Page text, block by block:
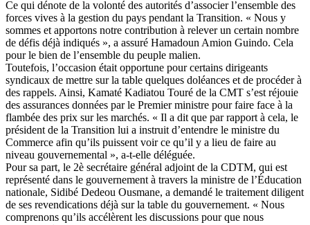
Ce qui dénote de la volonté des autorités d’associer l’ensemble des
forces vives à la gestion du pays pendant la Transition. « Nous y
sommes et apportons notre contribution à relever un certain nombre
de défis déjà indiqués », a assuré Hamadoun Amion Guindo. Cela
pour le bien de l’ensemble du peuple malien.
Toutefois, l’occasion était opportune pour certains dirigeants
syndicaux de mettre sur la table quelques doléances et de procéder à
des rappels. Ainsi, Kamaté Kadiatou Touré de la CMT s’est réjouie
des assurances données par le Premier ministre pour faire face à la
flambée des prix sur les marchés. « Il a dit que par rapport à cela, le
président de la Transition lui a instruit d’entendre le ministre du
Commerce afin qu’ils puissent voir ce qu’il y a lieu de faire au
niveau gouvernemental », a-t-elle déléguée.
Pour sa part, le 2è secrétaire général adjoint de la CDTM, qui est
représenté dans le gouvernement à travers la ministre de l’Éducation
nationale, Sidibé Dedeou Ousmane, a demandé le traitement diligent
de ses revendications déjà sur la table du gouvernement. « Nous
comprenons qu’ils accélèrent les discussions pour que nous